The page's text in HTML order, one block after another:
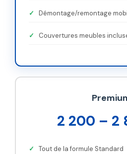
Démontage/remontage
Couvertures meubles
2 200 – 2
Tout de la formule Standard